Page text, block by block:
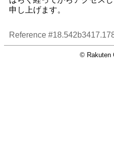
申し上げます。
Reference
© Rakuten